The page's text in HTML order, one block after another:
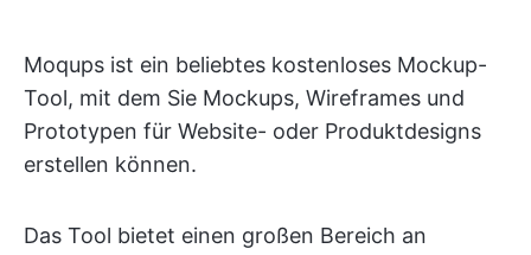
Moqups ist ein beliebtes kostenloses Mockup-
Tool, mit dem Sie Mockups, Wireframes und
Prototypen für Website- oder Produktdesigns
erstellen können.
Das Tool bietet einen großen Bereich an